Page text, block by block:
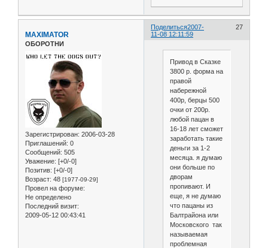
Поделиться 27
2007-
11-08 12:11:59
MAXIMATOR
ОБОРОТНИ
Зарегистрирован: 2006-03-28
Приглашений: 0
Сообщений: 505
Уважение: [+0/-0]
Позитив: [+0/-0]
Возраст: 48 [1977-09-29]
Провел на форуме:
Не определено
Последний визит:
2009-05-12 00:43:41
Привод в Сказке
3800 р. форма на
правой
набережной
400р, берцы 500
очки от 200р.
любой пацан в
16-18 лет сможет
заработать такие
деньги за 1-2
месяца. я думаю
они больше по
дворам
пропивают. И
еще, я не думаю
что пацаны из
Балтрайона или
Московского так
называемая
проблемная